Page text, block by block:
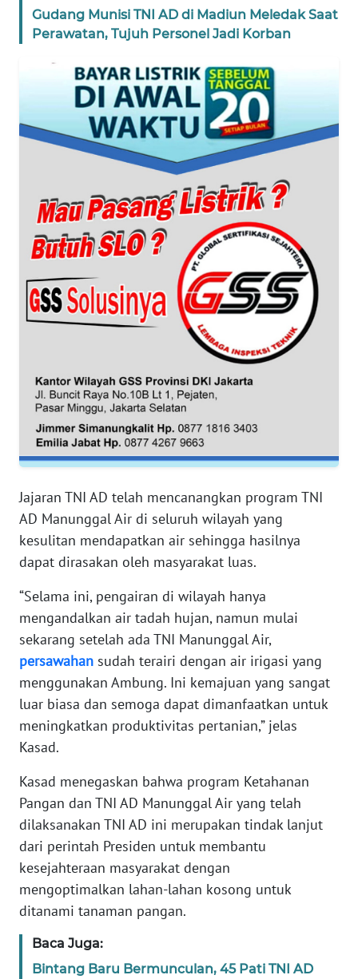
Gudang Munisi TNI AD di Madiun Meledak Saat
Perawatan, Tujuh Personel Jadi Korban
Jajaran TNI AD telah mencanangkan program TNI
AD Manunggal Air di seluruh wilayah yang
kesulitan mendapatkan air sehingga hasilnya
dapat dirasakan oleh masyarakat luas.
“Selama ini, pengairan di wilayah hanya
mengandalkan air tadah hujan, namun mulai
sekarang setelah ada TNI Manunggal Air,
persawahan sudah terairi dengan air irigasi yang
menggunakan Ambung. Ini kemajuan yang sangat
luar biasa dan semoga dapat dimanfaatkan untuk
meningkatkan produktivitas pertanian,” jelas
Kasad.
Kasad menegaskan bahwa program Ketahanan
Pangan dan TNI AD Manunggal Air yang telah
dilaksanakan TNI AD ini merupakan tindak lanjut
dari perintah Presiden untuk membantu
kesejahteraan masyarakat dengan
mengoptimalkan lahan-lahan kosong untuk
ditanami tanaman pangan.
Baca Juga:
Bintang Baru Bermunculan, 45 Pati TNI AD
WN
JAKARTA
WN
WN
BANTEN
NTT
WN
KEPRI
WN
PAPUA
PAPUA
BARAT
WN
RIAU
WN
SERAMBI
WN
JAMBI
WN
SULTRA
NTB
WN
SULTENG
SULBAR
WN
BABEL
WN
WN